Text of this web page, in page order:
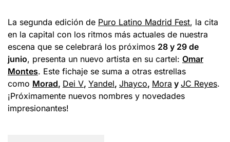
La segunda edición de Puro Latino Madrid Fest, la cita
en la capital con los ritmos más actuales de nuestra
escena que se celebrará los próximos 28 y 29 de
junio, presenta un nuevo artista en su cartel: Omar
Montes. Este fichaje se suma a otras estrellas
como Morad, Dei V, Yandel, Jhayco, Mora y JC Reyes.
¡Próximamente nuevos nombres y novedades
impresionantes!